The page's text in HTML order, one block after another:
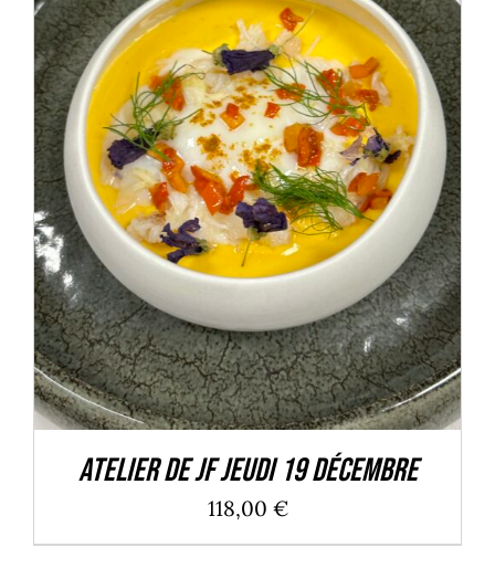
AJOUTER AU PANIER / DÉTAILS
Atelier de JF Jeudi 19 décembre
118,00 €